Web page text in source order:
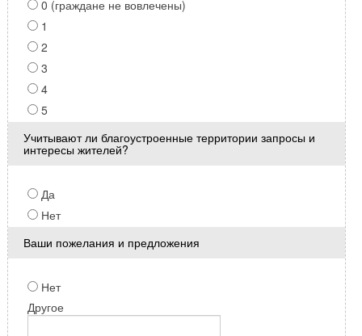
0 (граждане не вовлечены)
1
2
3
4
5
Учитывают ли благоустроенные территории запросы и
интересы жителей?
Да
Нет
Ваши пожелания и предложения
Нет
Другое